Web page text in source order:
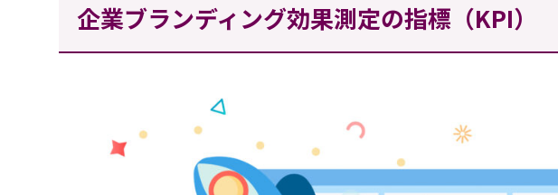
企業ブランディング効果測定の指標（KPI）